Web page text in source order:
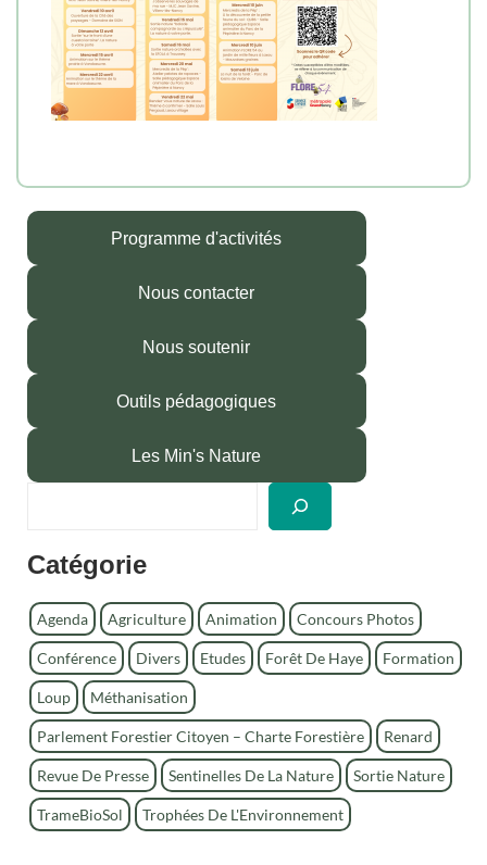
Programme d'activités
Nous contacter
Nous soutenir
Outils pédagogiques
Les Min's Nature
h
r
c
e
r
Catégorie
Agenda Agriculture Animation Concours Photos
Conférence Divers Etudes Forêt De Haye Formation
Loup Méthanisation
Parlement Forestier Citoyen – Charte Forestière Renard
Revue De Presse Sentinelles De La Nature Sortie Nature
TrameBioSol Trophées De L'Environnement